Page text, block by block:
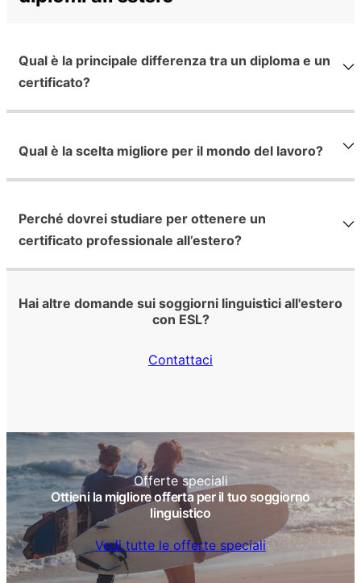
Qual è la principale differenza tra un diploma e un
certificato?
Qual è la scelta migliore per il mondo del lavoro?
Perché dovrei studiare per ottenere un
certificato professionale all’estero?
Hai altre domande sui soggiorni linguistici all'estero
con ESL?
Contattaci
Offerte speciali
Ottieni la migliore offerta per il tuo soggiorno
linguistico
Vedi tutte le offerte speciali